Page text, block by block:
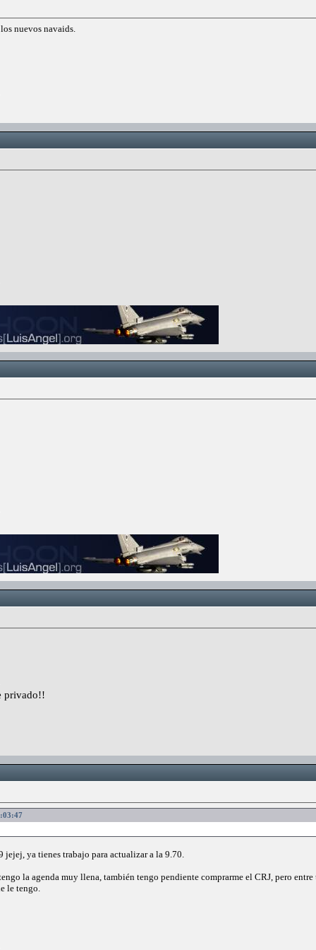
nuevos navaids.
privado!!
jejej, ya tienes trabajo para actualizar a la 9.70.
la agenda muy llena, también tengo pendiente comprarme el CRJ, pero
le tengo.